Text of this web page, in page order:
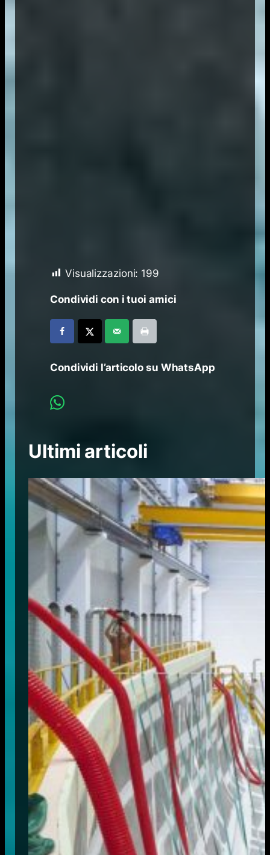
Visualizzazioni: 199
Condividi con i tuoi amici
Condividi l’articolo su WhatsApp
Ultimi articoli